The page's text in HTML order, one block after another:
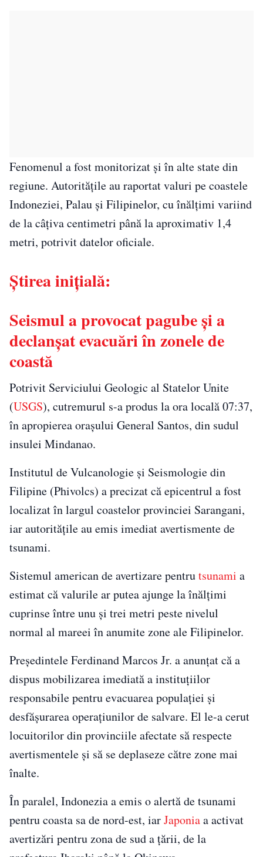
Fenomenul a fost monitorizat și în alte state din
regiune. Autoritățile au raportat valuri pe coastele
Indoneziei, Palau și Filipinelor, cu înălțimi variind
de la câțiva centimetri până la aproximativ 1,4
metri, potrivit datelor oficiale.
Știrea inițială:
Seismul a provocat pagube și a
declanșat evacuări în zonele de
coastă
Potrivit Serviciului Geologic al Statelor Unite
(USGS), cutremurul s-a produs la ora locală 07:37,
în apropierea orașului General Santos, din sudul
insulei Mindanao.
Institutul de Vulcanologie și Seismologie din
Filipine (Phivolcs) a precizat că epicentrul a fost
localizat în largul coastelor provinciei Sarangani,
iar autoritățile au emis imediat avertismente de
tsunami.
Sistemul american de avertizare pentrutsunami a
estimat că valurile ar putea ajunge la înălțimi
cuprinse între unu și trei metri peste nivelul
normal al mareei în anumite zone ale Filipinelor.
Președintele Ferdinand Marcos Jr. a anunțat că a
dispus mobilizarea imediată a instituțiilor
responsabile pentru evacuarea populației și
desfășurarea operațiunilor de salvare. El le-a cerut
locuitorilor din provinciile afectate să respecte
avertismentele și să se deplaseze către zone mai
înalte.
În paralel, Indonezia a emis o alertă de tsunami
pentru coasta sa de nord-est, iarJaponiaa activat
avertizări pentru zona de sud a țării, de la